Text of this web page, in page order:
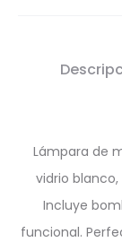
Lámpara de
vidrio
Incluye
funcional.